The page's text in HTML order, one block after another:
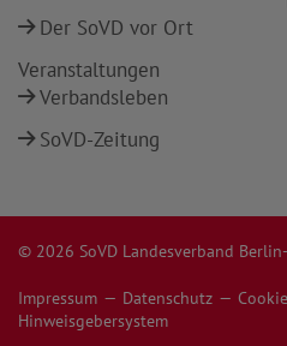
Der SoVD vor Ort
Veranstaltungen
Verbandsleben
SoVD-Zeitung
© 2026 SoVD Landesverband
Impressum Datenschutz
Hinweisgebersystem